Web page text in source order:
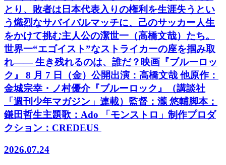
とり、敗者は日本代表入りの権利を生涯失うとい
う熾烈なサバイバルマッチに、己のサッカー人生
をかけて挑む主人公の潔世一（高橋文哉）たち。
世界一“エゴイスト”なストライカーの座を掴み取
れ―― 生き残れるのは、誰だ？映画『ブルーロッ
ク』 8 月 7 日（金）公開出演：高橋文哉 他原作：
金城宗幸・ノ村優介『ブルーロック』（講談社
「週刊少年マガジン」連載）監督：瀧 悠輔脚本：
鎌田哲生主題歌：Ado 「モンストロ」制作プロダ
クション：CREDEUS
2026.07.24